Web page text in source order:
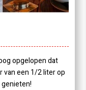
opgelopen dat
van een 1/2 liter op